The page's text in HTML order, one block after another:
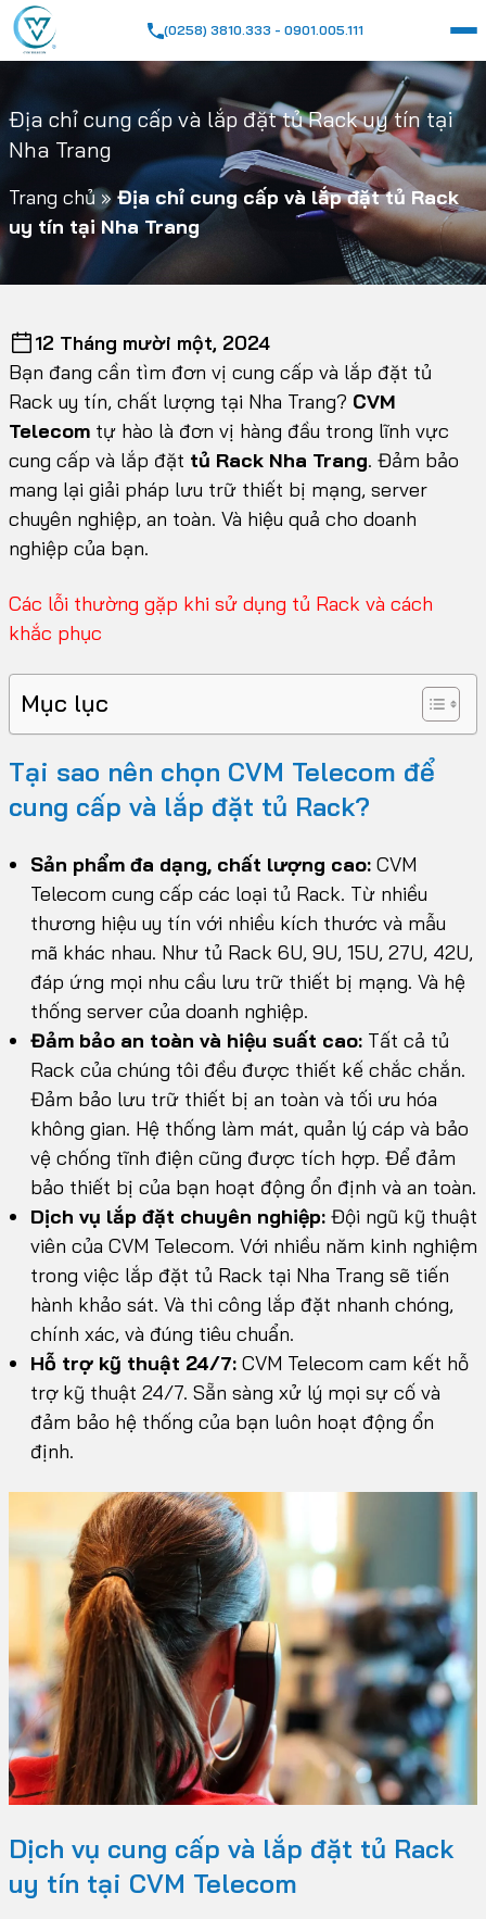
(0258) 3810.333 - 0901.005.111
Địa chỉ cung cấp và lắp đặt tủ Rack uy tín tại
Nha Trang
Trang chủ»Địa chỉ cung cấp và lắp đặt tủ Rack
uy tín tại Nha Trang
12 Tháng mười một, 2024
Bạn đang cần tìm đơn vị cung cấp và lắp đặt tủ
Rack uy tín, chất lượng tại Nha Trang? CVM
Telecom tự hào là đơn vị hàng đầu trong lĩnh vực
cung cấp và lắp đặt tủ Rack Nha Trang. Đảm bảo
mang lại giải pháp lưu trữ thiết bị mạng, server
chuyên nghiệp, an toàn. Và hiệu quả cho doanh
nghiệp của bạn.
Các lỗi thường gặp khi sử dụng tủ Rack và cách
khắc phục
Mục lục
Tại sao nên chọn CVM Telecom để
cung cấp và lắp đặt tủ Rack?
Sản phẩm đa dạng, chất lượng cao: CVM
Telecom cung cấp các loại tủ Rack. Từ nhiều
thương hiệu uy tín với nhiều kích thước và mẫu
mã khác nhau. Như tủ Rack 6U, 9U, 15U, 27U, 42U,
đáp ứng mọi nhu cầu lưu trữ thiết bị mạng. Và hệ
thống server của doanh nghiệp.
Đảm bảo an toàn và hiệu suất cao: Tất cả tủ
Rack của chúng tôi đều được thiết kế chắc chắn.
Đảm bảo lưu trữ thiết bị an toàn và tối ưu hóa
không gian. Hệ thống làm mát, quản lý cáp và bảo
vệ chống tĩnh điện cũng được tích hợp. Để đảm
bảo thiết bị của bạn hoạt động ổn định và an toàn.
Dịch vụ lắp đặt chuyên nghiệp: Đội ngũ kỹ thuật
viên của CVM Telecom. Với nhiều năm kinh nghiệm
trong việc lắp đặt tủ Rack tại Nha Trang sẽ tiến
hành khảo sát. Và thi công lắp đặt nhanh chóng,
chính xác, và đúng tiêu chuẩn.
Hỗ trợ kỹ thuật 24/7: CVM Telecom cam kết hỗ
trợ kỹ thuật 24/7. Sẵn sàng xử lý mọi sự cố và
đảm bảo hệ thống của bạn luôn hoạt động ổn
định.
Dịch vụ cung cấp và lắp đặt tủ Rack
uy tín tại CVM Telecom